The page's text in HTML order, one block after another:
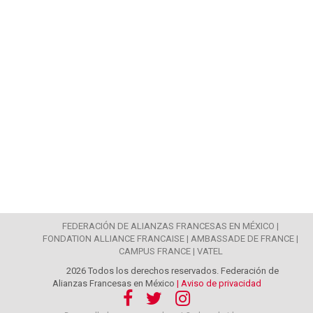
FEDERACIÓN DE ALIANZAS FRANCESAS EN MÉXICO |
FONDATION ALLIANCE FRANCAISE | AMBASSADE DE FRANCE |
CAMPUS FRANCE | VATEL
2026 Todos los derechos reservados. Federación de
Alianzas Francesas en México | Aviso de privacidad